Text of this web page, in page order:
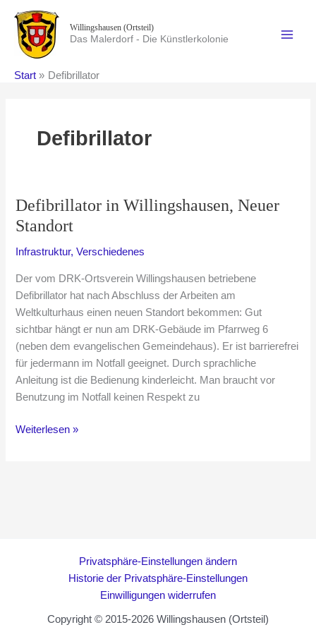
Inhalt
springen
Willingshausen (Ortsteil)
Das Malerdorf - Die Künstlerkolonie
Start Defibrillator
Defibrillator
Defibrillator in Willingshausen, Neuer
Standort
Infrastruktur,Verschiedenes
Der vom DRK-Ortsverein Willingshausen betriebene
Defibrillator hat nach Abschluss der Arbeiten am
Weltkulturhaus einen neuen Standort bekommen: Gut
sichtbar hängt er nun am DRK-Gebäude im Pfarrweg 6
(neben dem evangelischen Gemeindehaus). Er ist barrierefrei
für jedermann im Notfall geeignet. Durch sprachliche
Anleitung ist die Bedienung kinderleicht. Man braucht vor
Benutzung im Notfall keinen Respekt zu
Defibrillator
Weiterlesen »
Privatsphäre-Einstellungen ändern
Historie der Privatsphäre-Einstellungen
Einwilligungen widerrufen
Copyright © 2015-2026 Willingshausen (Ortsteil)